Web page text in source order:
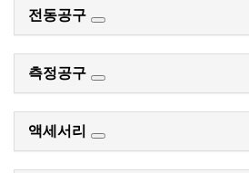
전동공구
측정공구
액세서리